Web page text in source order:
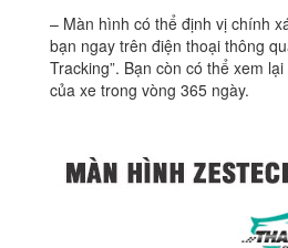
– Màn hình có thể định vị chính
bạn ngay trên điện thoại thông
Tracking”. Bạn còn có thể xem
của xe trong vòng 365 ngày.